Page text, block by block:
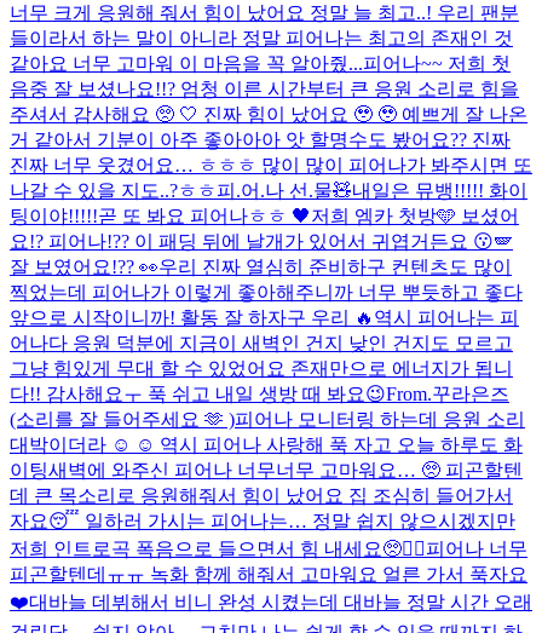
너무 크게 응원해 줘서 힘이 났어요 정말 늘 최고..! 우리 팬분
들이라서 하는 말이 아니라 정말 피어나는 최고의 존재인 것
같아요 너무 고마워 이 마음을 꼭 알아줬...피어나~~ 저희 첫
음중 잘 보셨나요!!? 엄청 이른 시간부터 큰 응원 소리로 힘을
주셔서 감사해요 🥺 🤍 진짜 힘이 났어요 🥹 🥹 예쁘게 잘 나온
거 같아서 기분이 아주 좋아아아 앗 할명수도 봤어요?? 진짜
진짜 너무 웃겼어요… ㅎㅎㅎ 많이 많이 피어나가 봐주시면 또
나갈 수 있을 지도..?ㅎㅎ피.어.나 선.물🧸내일은 뮤뱅!!!!! 화이
팅이야!!!!!곧 또 봐요 피어나ㅎㅎ 🖤저희 엠카 첫방🩵 보셨어
요!? 피어나!?? 이 패딩 뒤에 날개가 있어서 귀엽거든요 😗​🪽
잘 보였어요!?? 👀​우리 진짜 열심히 준비하구 컨텐츠도 많이
찍었는데 피어나가 이렇게 좋아해주니까 너무 뿌듯하고 좋다
앞으로 시작이니까! 활동 잘 하자구 우리 🔥 역시 피어나는 피
어나다 응원 덕분에 지금이 새벽인 건지 낮인 건지도 모르고
그냥 힘있게 무대 할 수 있었어요 존재만으로 에너지가 됩니
다!! 감사해요ㅜ 푹 쉬고 내일 생방 때 봐요😉From.꾸라은즈
(소리를 잘 들어주세요 🫶 )피어나 모니터링 하는데 응원 소리
대박이더라 ☺️ ☺️ 역시 피어나 사랑해 푹 자고 오늘 하루도 화
이팅새벽에 와주신 피어나 너무너무 고마워요… 🥺 피곤할텐
데 큰 목소리로 응원해줘서 힘이 났어요 집 조심히 들어가서
자요😴 일하러 가시는 피어나는… 정말 쉽지 않으시겠지만
저희 인트로곡 폭음으로 들으면서 힘 내세요🥺❤️‍🔥피어나 너무
피곤할텐데ㅠㅠ 녹화 함께 해줘서 고마워요 얼른 가서 푹자요
❤️대바늘 데뷔해서 비니 완성 시켰는데 대바늘 정말 시간 오래